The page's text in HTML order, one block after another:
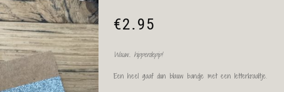
€2.95
Wauw.. hipperdepip!
Een heel gaaf dun blauw bandje met een letterkraaltje.